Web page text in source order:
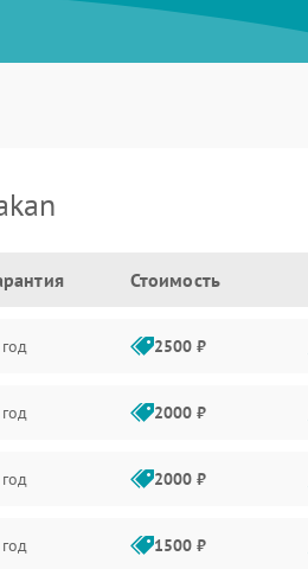
Стоимость
2500 ₽
2000 ₽
2000 ₽
1500 ₽